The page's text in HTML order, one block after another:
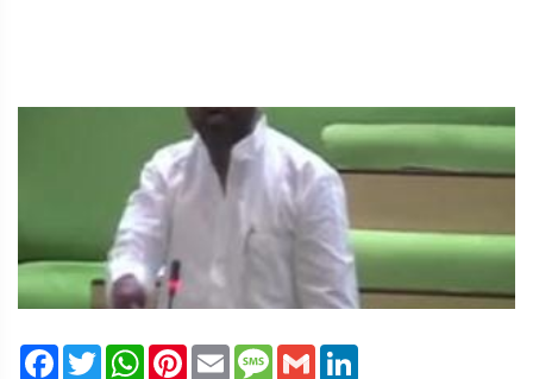
FacebookTwitterWhatsAppPinterest
Email Message
Gmail